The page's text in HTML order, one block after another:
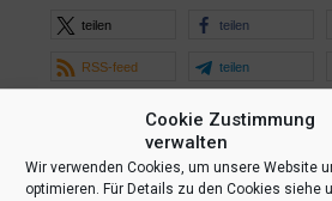
Cookie Zustimmung
verwalten
Wir verwenden Cookies, um unsere Website
optimieren. Für Details zu den Cookies siehe
teilen teilen
RSS-feed teilen
Ähnliche Beiträge